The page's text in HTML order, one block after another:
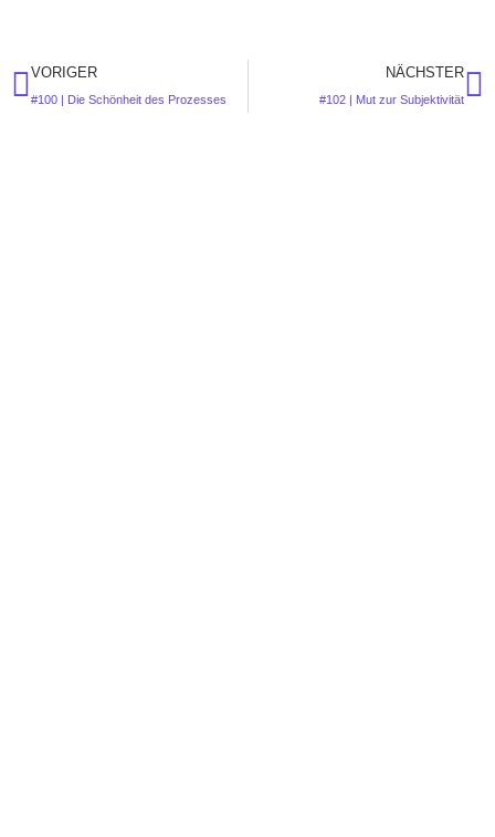
VORIGER
#100 | Die Schönheit des Prozesses
NÄCHSTER
#102 | Mut zur Subjektivität